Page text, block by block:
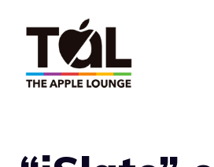
contenuto